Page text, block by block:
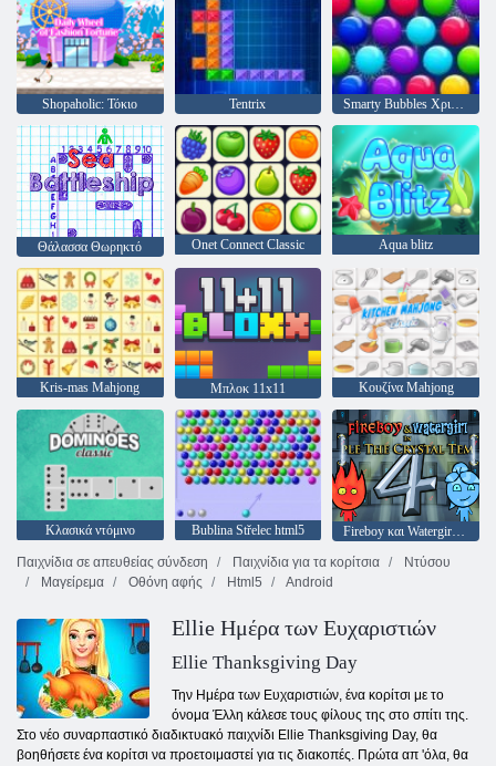
Shopaholic: Τόκιο Tentrix Smarty Bubbles Χριστούγεννα Edition
Θάλασσα Θωρηκτό Onet Connect Classic Aqua blitz
Kris-mas Mahjong Μπλοκ 11x11 Κουζίνα Mahjong
Κλασικά ντόμινο Bublina Střelec html5
Fireboy και Watergirl 4: Crystal Temple
Παιχνίδια σε απευθείας σύνδεση
Παιχνίδια για τα κορίτσια
Ντύσου
Μαγείρεμα
Οθόνη αφής Html5 Android
Ellie Ημέρα των Ευχαριστιών
Ellie Thanksgiving Day
Την Ημέρα των Ευχαριστιών, ένα κορίτσι με το
όνομα Έλλη κάλεσε τους φίλους της στο σπίτι της.
Στο νέο συναρπαστικό διαδικτυακό παιχνίδι Ellie Thanksgiving Day, θα
βοηθήσετε ένα κορίτσι να προετοιμαστεί για τις διακοπές. Πρώτα απ 'όλα, θα